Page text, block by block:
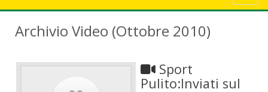
Archivio Video (Ottobre 2010)
Sport
Pulito:Inviati sul